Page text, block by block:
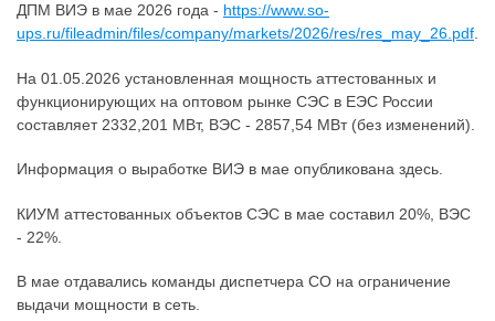
ДПМ ВИЭ в мае 2026 года - https://www.so-
ups.ru/fileadmin/files/company/markets/2026/res/res_may_26.pdf
На 01.05.2026 установленная мощность аттестованных и
функционирующих на оптовом рынке СЭС в ЕЭС России
составляет 2332,201 МВт, ВЭС - 2857,54 МВт (без изменений).
Информация о выработке ВИЭ в мае опубликована здесь.
КИУМ аттестованных объектов СЭС в мае составил 20%, ВЭС
- 22%.
В мае отдавались команды диспетчера СО на ограничение
выдачи мощности в сеть.